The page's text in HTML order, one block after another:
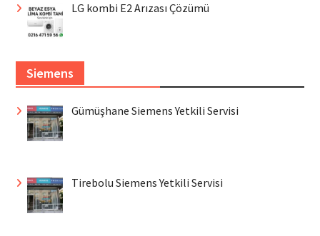
LG kombi E2 Arızası Çözümü
Siemens
Gümüşhane Siemens Yetkili Servisi
Tirebolu Siemens Yetkili Servisi